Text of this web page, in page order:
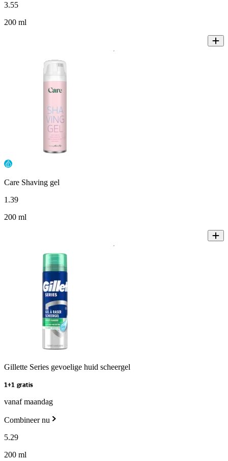
3.55
200 ml
Care Shaving gel
1.39
200 ml
Gillette Series gevoelige huid scheergel
1+1 gratis
vanaf maandag
Combineer nu
5.29
200 ml